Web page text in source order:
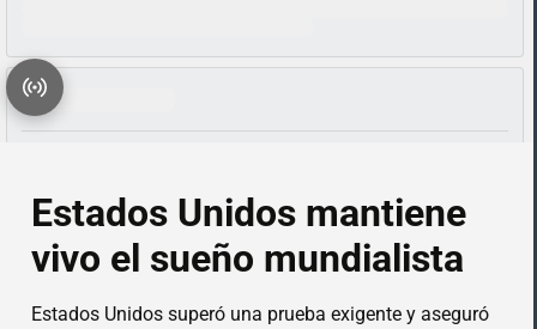
Estados Unidos mantiene
vivo el sueño mundialista
Estados Unidos superó una prueba exigente y aseguró